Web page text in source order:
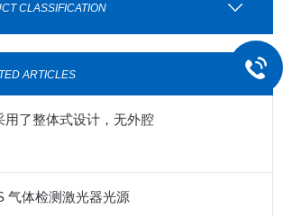
CLASSIFICATION
ARTICLES
用了整体式设计，无外腔
气体检测激光器光源